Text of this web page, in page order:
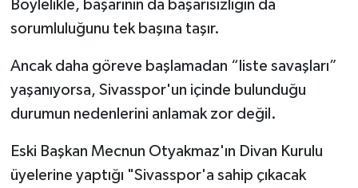
Böylelikle, başarının da başarısızlığın da
sorumluluğunu tek başına taşır.
Ancak daha göreve başlamadan “liste savaşları”
yaşanıyorsa, Sivasspor'un içinde bulunduğu
durumun nedenlerini anlamak zor değil.
Eski Başkan Mecnun Otyakmaz'ın Divan Kurulu
üyelerine yaptığı "Sivasspor'a sahip çıkacak